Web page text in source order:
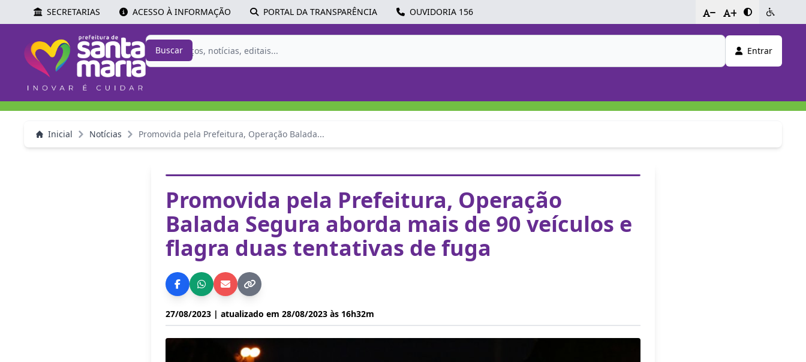
SECRETARIAS ACESSO À INFORMAÇÃO PORTAL DA TRANSPARÊNCIA OUVIDORIA 156 - +
Buscar Entrar
Inicial Notícias Promovida pela Prefeitura, Operação Balada...
Promovida pela Prefeitura, Operação
Balada Segura aborda mais de 90 veículos e
flagra duas tentativas de fuga
27/08/2023 | atualizado em 28/08/2023 às 16h32m